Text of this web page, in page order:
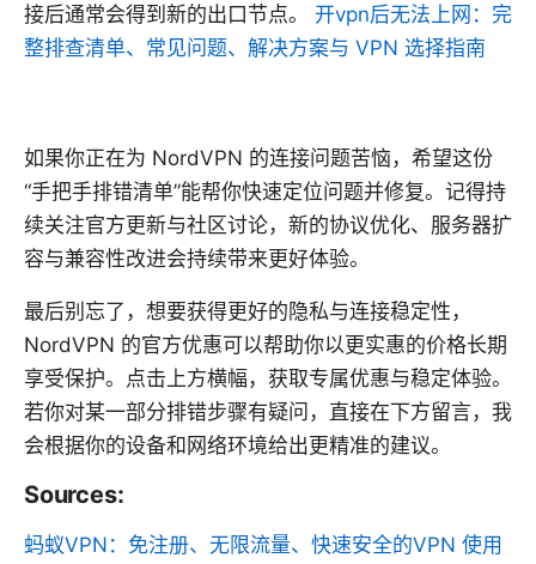
接后通常会得到新的出口节点。 开vpn后无法上网：完
整排查清单、常见问题、解决方案与 VPN 选择指南
如果你正在为 NordVPN 的连接问题苦恼，希望这份
“手把手排错清单”能帮你快速定位问题并修复。记得持
续关注官方更新与社区讨论，新的协议优化、服务器扩
容与兼容性改进会持续带来更好体验。
最后别忘了，想要获得更好的隐私与连接稳定性，
NordVPN 的官方优惠可以帮助你以更实惠的价格长期
享受保护。点击上方横幅，获取专属优惠与稳定体验。
若你对某一部分排错步骤有疑问，直接在下方留言，我
会根据你的设备和网络环境给出更精准的建议。
Sources:
蚂蚁VPN：免注册、无限流量、快速安全的VPN 使用